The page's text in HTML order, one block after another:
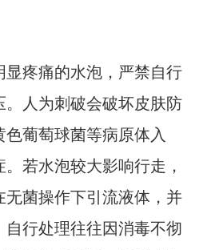
显疼痛的水泡，严禁自行
。人为刺破会破坏皮肤防
葡萄球菌等病原体入
若水泡较大影响行走，
无菌操作下引流液体，并
行处理往往因消毒不彻